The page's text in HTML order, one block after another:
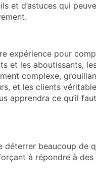
et d’astuces qui
expérience pour
et les aboutissants,
complexe,
et les clients
apprendra ce qu’il
beaucoup de
à répondre à